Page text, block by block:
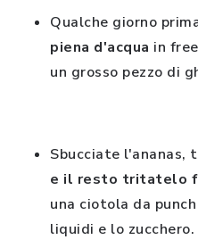
Qualche giorno
piena d'acqua in
un grosso pezzo di
Sbucciate l'ananas,
e il resto tritatelo
una ciotola da
liquidi e lo zucchero.